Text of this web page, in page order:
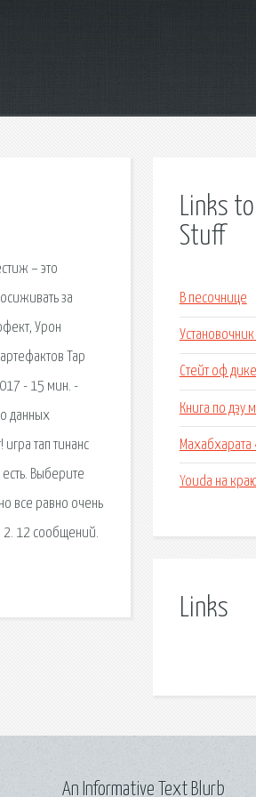
– это
за
Урон
Tap
- 15 мин. -
данных
тап тинанс
Выберите
все равно очень
2. 12 сообщений.
Links
Stuff
В песочнице
Стейт оф
Книга по дэу
Махабхарата
Youda на
Links
An Informative Text Blurb